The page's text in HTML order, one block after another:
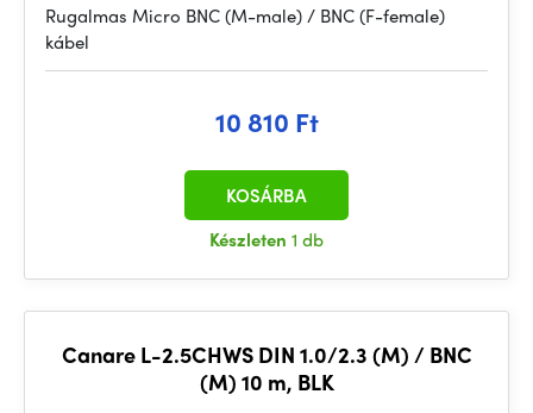
Rugalmas Micro BNC (M-male) / BNC (F-female)
kábel
10 810 Ft
Készleten 1 db
KOSÁRBA
Canare L-2.5CHWS DIN 1.0/2.3 (M) / BNC
(M) 10 m, BLK